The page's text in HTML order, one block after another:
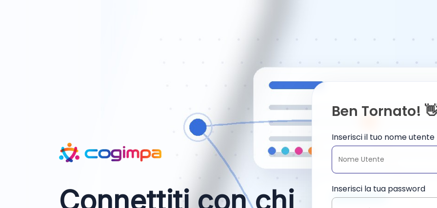
Connettiti con chi
Ben Tornato!
Inserisci il tuo nome utente
Inserisci la tua password